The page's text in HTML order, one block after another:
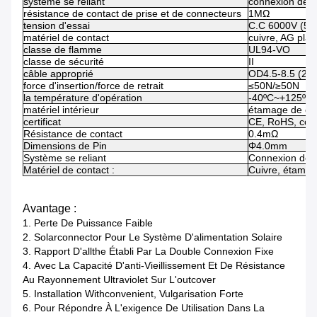
résistance de contact de prise et de connecteurs
1MΩ
tension d'essai
C.C 6000V
matériel de contact
cuivre, AG
classe de flamme
UL94-VO
classe de sécurité
II
câble approprié
OD4.5-8.5
force d'insertion/force de retrait
≤50N/≥50N
la température d'opération
-40ºC~+125ºC
matériel intérieur
étamage de
certificat
CE, RoHS, ccc
Résistance de contact
0.4mΩ
Dimensions de Pin
Φ4.0mm
Système se reliant
Connexion de
Matériel de contact :
Cuivre, étampé
Avantage :
1. Perte De Puissance Faible
2. Solarconnector Pour Le Système D'alimentation Solaire
3. Rapport D'allthe Établi Par La Double Connexion Fixe
4. Avec La Capacité D'anti-Vieillissement Et De Résistance
Au Rayonnement Ultraviolet Sur L'outcover
5. Installation Withconvenient, Vulgarisation Forte
6. Pour Répondre À L'exigence De Utilisation Dans La